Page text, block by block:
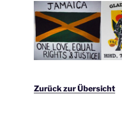
Zurück zur Übersicht